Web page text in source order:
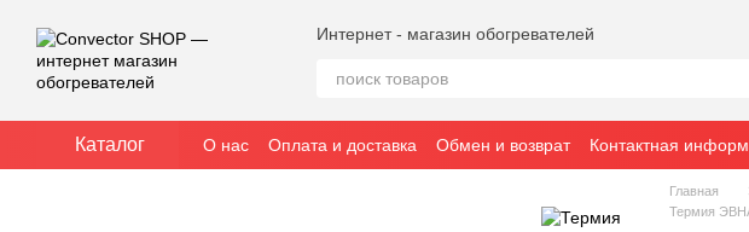
Интернет - магазин обогревателей
Каталог О нас Оплата и доставка Обмен и возврат Контактная
Главная
Термия